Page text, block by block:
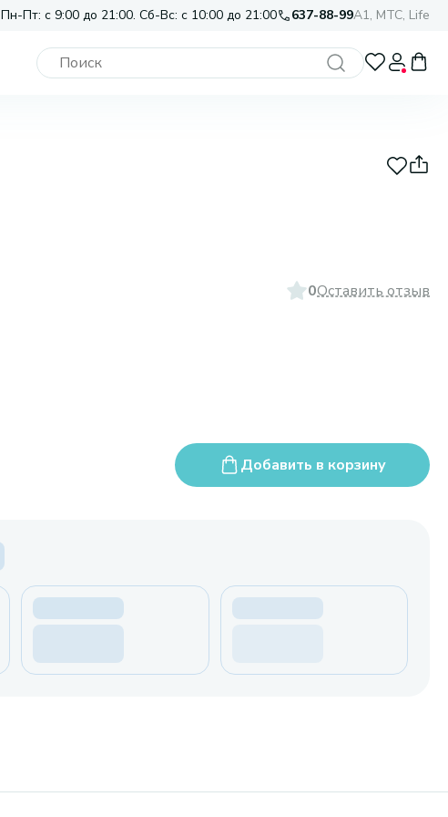
Пн-Пт: с 9:00 до 21:00. Сб-Вс: с 10:00 до 21:00 637-88-99A1, МТС, Life
0Оставить отзыв
Добавить в корзину